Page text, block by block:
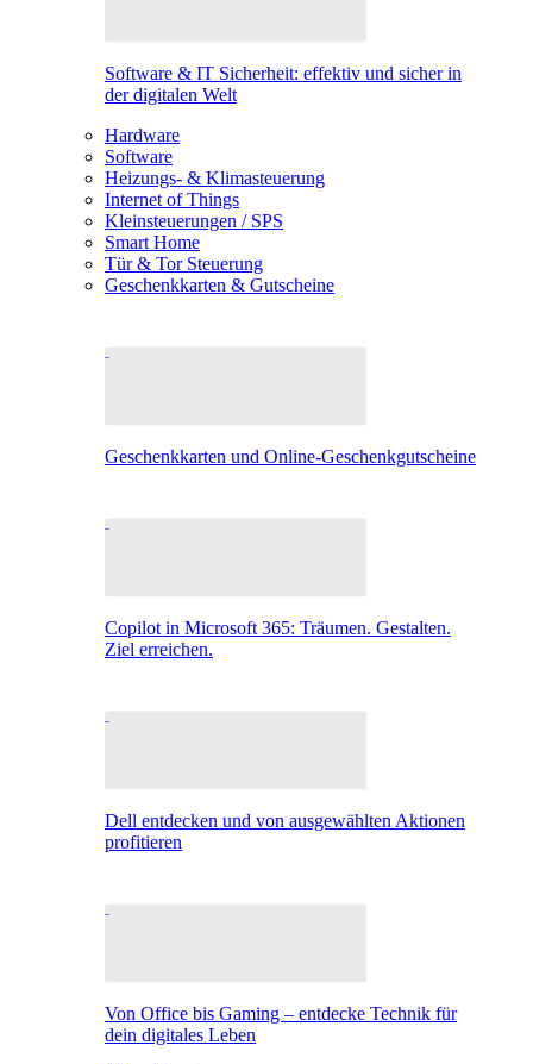
Software & IT Sicherheit: effektiv und sicher in
der digitalen Welt
Hardware
Software
Heizungs- & Klimasteuerung
Internet of Things
Kleinsteuerungen / SPS
Smart Home
Tür & Tor Steuerung
Geschenkkarten & Gutscheine
Geschenkkarten und Online-Geschenkgutscheine
Copilot in Microsoft 365: Träumen. Gestalten.
Ziel erreichen.
Dell entdecken und von ausgewählten Aktionen
profitieren
Von Office bis Gaming – entdecke Technik für
dein digitales Leben